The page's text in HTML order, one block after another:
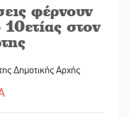
φέρνουν
10ετίας στον
Δημοτικής Αρχής